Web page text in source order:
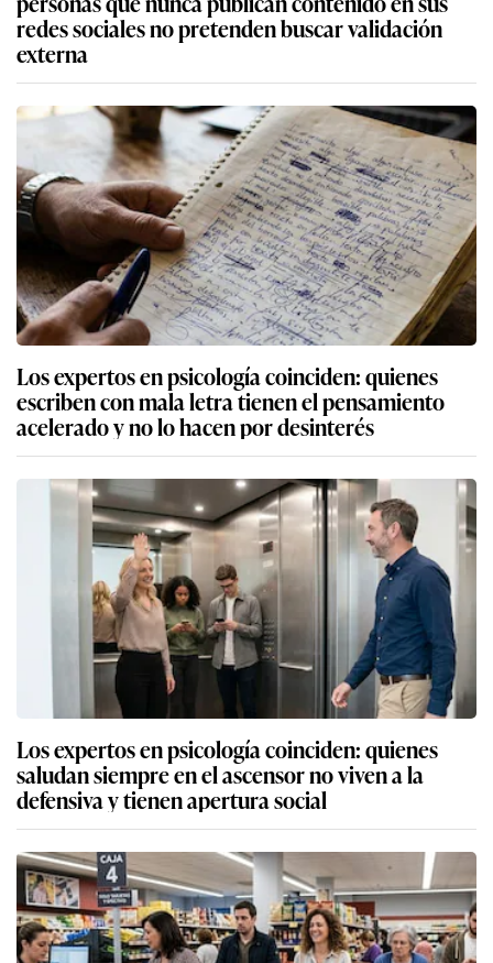
redes sociales no pretenden buscar validación
externa
Los expertos en psicología coinciden: quienes
escriben con mala letra tienen el pensamiento
acelerado y no lo hacen por desinterés
Los expertos en psicología coinciden: quienes
saludan siempre en el ascensor no viven a la
defensiva y tienen apertura social